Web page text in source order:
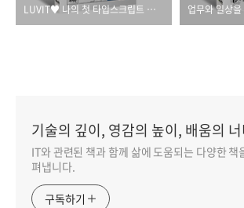
LUVIT♥ 나의 첫 타입스크립트 프로젝트
기술의 깊이, 영감의 높이, 배움의
IT와 관련된 책과 함께 삶에 도움되는 다양한 책
펴냅니다.
구독하기